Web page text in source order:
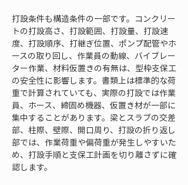
打設条件も構造条件の一部です。コンクリー
トの打設高さ、打設範囲、打設量、打設速
度、打設順序、打継ぎ位置、ポンプ配管やホ
ースの取り回し、作業員の動線、バイブレー
ター作業、材料仮置きの有無は、型枠支保工
の安全性に影響します。書類上は標準的な荷
重で計算されていても、実際の打設では作業
員、ホース、締固め機器、仮置き材が一部に
集中することがあります。梁とスラブの交差
部、柱際、壁際、開口周り、打設の折り返し
部では、作業荷重や偏荷重が発生しやすいた
め、打設手順と支保工計画を切り離さずに確
認します。